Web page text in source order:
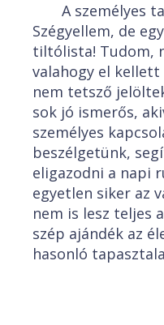
A személyes
Szégyellem, de
tiltólista! Tudom,
valahogy el kellett
nem tetsző
sok jó ismerős,
személyes
beszélgetünk,
eligazodni a napi
egyetlen siker az
nem is lesz teljes
szép ajándék az
hasonló